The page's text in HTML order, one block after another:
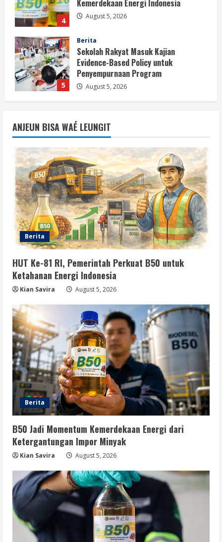
5
Penyempurnaan Program
August 5, 2026
1
Berita
HUT Ke-81 RI, Pemerintah Perkuat
B50 untuk Ketahanan Energi Indonesia
August 5, 2026
2
Energi dari Ketergantungan Impor
Minyak
3
Opini
HUT Ke-81 RI, B50 dan Agenda Besar
Membebaskan Indonesia dari
Ketergantungan BBM Impor
August 5, 2026
4
Opini
B50 Langkah Strategis Menuju
Kemerdekaan Energi Indonesia
August 5, 2026
Sekolah Rakyat Masuk Kajian
Evidence-Based Policy untuk
Penyempurnaan Program
August 5, 2026
ANJEUN BISA WAÉ LEUNGIT
Berita
HUT Ke-81 RI, Pemerintah Perkuat B50 untuk
Ketahanan Energi Indonesia
Kian Savira August 5, 2026
Berita
B50 Jadi Momentum Kemerdekaan Energi dari
Ketergantungan Impor Minyak
Kian Savira August 5, 2026